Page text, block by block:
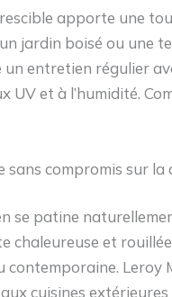
apporte une
jardin boisé ou une
un entretien régulier
UV et à l’humidité.
sans compromis sur
se patine
et
contemporaine.
cuisines